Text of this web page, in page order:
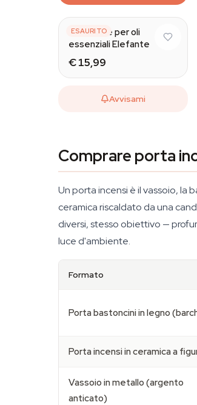
ESAURITO
Bruciatore per oli
essenziali Elefante
€ 15,99
Avvisami
Comprare porta
Un porta incensi è il vassoio, la
ceramica riscaldato da una
diversi, stesso obiettivo —
luce d'ambiente.
Formato
Porta bastoncini in legno
Porta incensi in ceramica a
Vassoio in metallo (argento
anticato)